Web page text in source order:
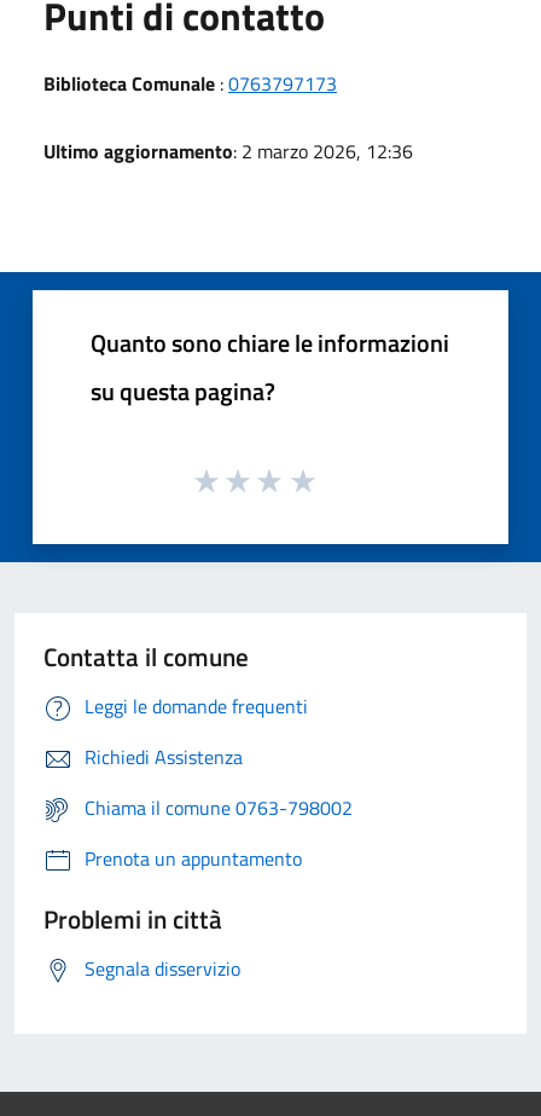
Punti di contatto
Biblioteca Comunale :0763797173
Ultimo aggiornamento: 2 marzo 2026, 12:36
Quanto sono chiare le informazioni
su questa pagina?
Contatta il comune
Leggi le domande frequenti
Richiedi Assistenza
Chiama il comune 0763-798002
Prenota un appuntamento
Problemi in città
Segnala disservizio